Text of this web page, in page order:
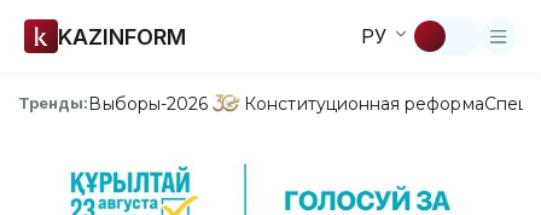
KAZINFORM РУ
Тренды:Выборы-2026 Конституционная реформа